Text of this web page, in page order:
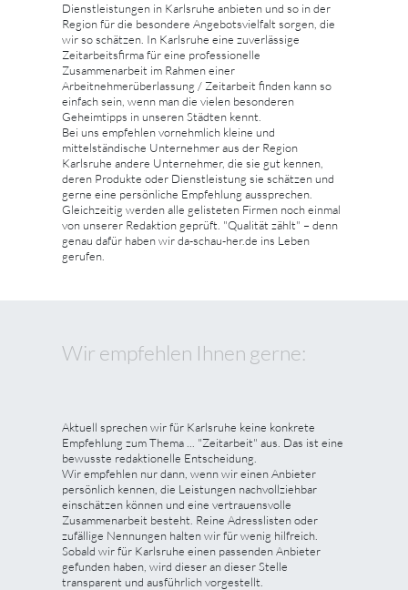
Dienstleistungen in Karlsruhe anbieten und so in der
Region für die besondere Angebotsvielfalt sorgen, die
wir so schätzen. In Karlsruhe eine zuverlässige
Zeitarbeitsfirma für eine professionelle
Zusammenarbeit im Rahmen einer
Arbeitnehmerüberlassung / Zeitarbeit finden kann so
einfach sein, wenn man die vielen besonderen
Geheimtipps in unseren Städten kennt.
Bei uns empfehlen vornehmlich kleine und
mittelständische Unternehmer aus der Region
Karlsruhe andere Unternehmer, die sie gut kennen,
deren Produkte oder Dienstleistung sie schätzen und
gerne eine persönliche Empfehlung aussprechen.
Gleichzeitig werden alle gelisteten Firmen noch einmal
von unserer Redaktion geprüft. "Qualität zählt" – denn
genau dafür haben wir da-schau-her.de ins Leben
gerufen.
Wir empfehlen Ihnen gerne:
Aktuell sprechen wir für Karlsruhe keine konkrete
Empfehlung zum Thema ... "Zeitarbeit" aus. Das ist eine
bewusste redaktionelle Entscheidung.
Wir empfehlen nur dann, wenn wir einen Anbieter
persönlich kennen, die Leistungen nachvollziehbar
einschätzen können und eine vertrauensvolle
Zusammenarbeit besteht. Reine Adresslisten oder
zufällige Nennungen halten wir für wenig hilfreich.
Sobald wir für Karlsruhe einen passenden Anbieter
gefunden haben, wird dieser an dieser Stelle
transparent und ausführlich vorgestellt.